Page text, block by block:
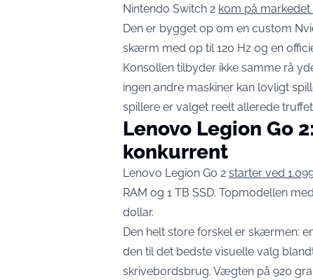
Nintendo Switch 2 kom på markedet
Den er bygget op om en custom
skærm med op til 120 Hz og en
Konsollen tilbyder ikke samme rå
ingen andre maskiner kan lovligt
spillere er valget reelt allerede
Lenovo Legion Go
konkurrent
Lenovo Legion Go 2 starter ved
RAM og 1 TB SSD. Topmodellen
dollar.
Den helt store forskel er skærmen:
den til det bedste visuelle valg
skrivebordsbrug. Vægten på 920